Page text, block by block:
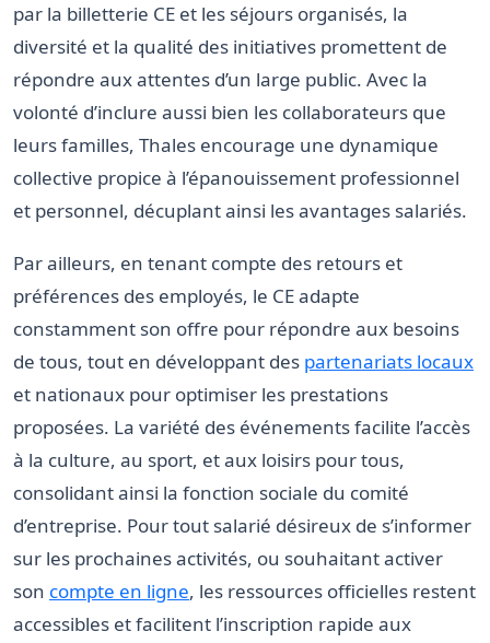
par la billetterie CE et les séjours organisés, la
diversité et la qualité des initiatives promettent de
répondre aux attentes d’un large public. Avec la
volonté d’inclure aussi bien les collaborateurs que
leurs familles, Thales encourage une dynamique
collective propice à l’épanouissement professionnel
et personnel, décuplant ainsi les avantages salariés.
Par ailleurs, en tenant compte des retours et
préférences des employés, le CE adapte
constamment son offre pour répondre aux besoins
de tous, tout en développant des partenariats locaux
et nationaux pour optimiser les prestations
proposées. La variété des événements facilite l’accès
à la culture, au sport, et aux loisirs pour tous,
consolidant ainsi la fonction sociale du comité
d’entreprise. Pour tout salarié désireux de s’informer
sur les prochaines activités, ou souhaitant activer
son compte en ligne, les ressources officielles restent
accessibles et facilitent l’inscription rapide aux